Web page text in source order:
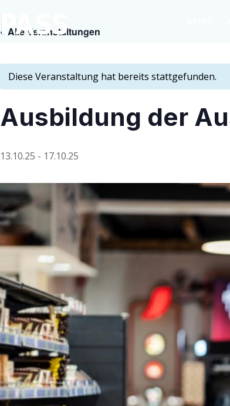
« Alle Veranstaltungen
Diese Veranstaltung hat bereits stattgefunden.
Aus­bil­dung der
13.10.25 - 17.10.25